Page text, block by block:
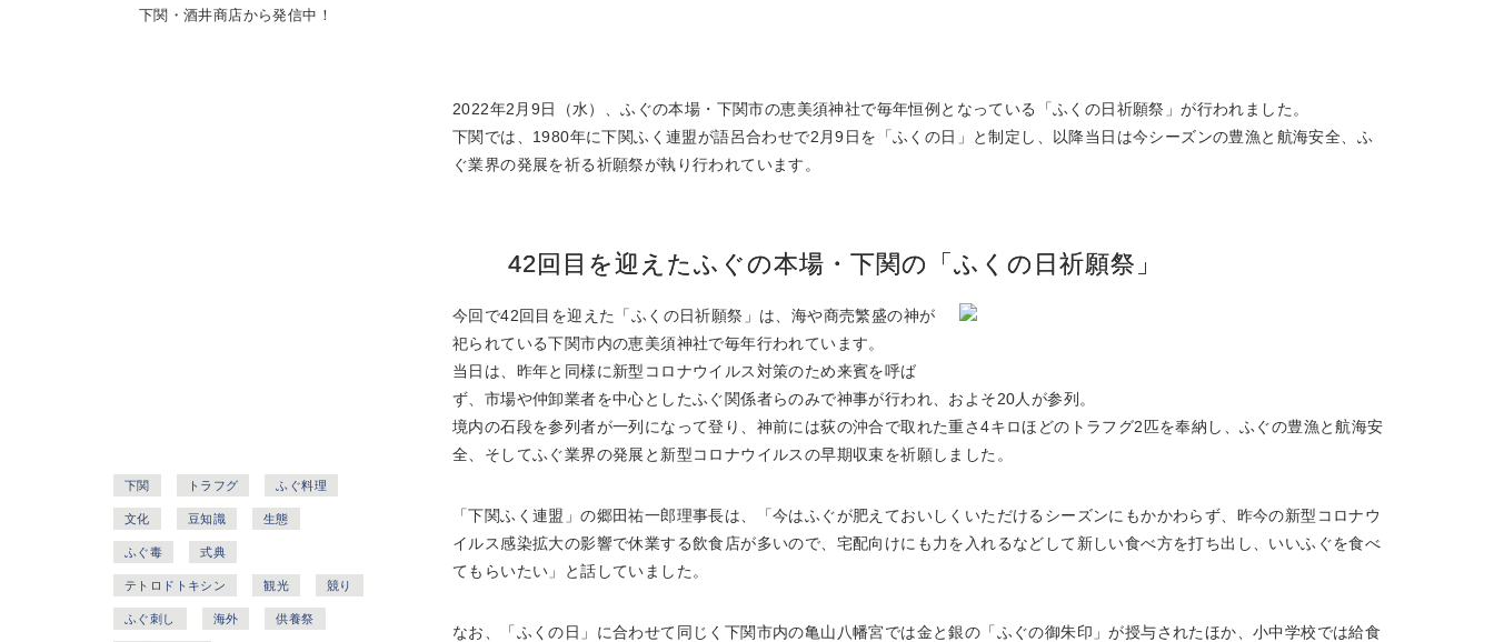
下関・酒井商店から発信中！
下関 トラフグ ふぐ料理
文化 豆知識 生態
ふぐ毒 式典
テトロドトキシン 観光 競り
ふぐ刺し 海外 供養祭
2022年2月9日（水）、ふぐの本場・下関市の恵美須神社で毎年恒例となっている「ふくの日祈願祭」が行われました。
下関では、1980年に下関ふく連盟が語呂合わせで2月9日を「ふくの日」と制定し、以降当日は今シーズンの豊漁と航海安全、ふ
ぐ業界の発展を祈る祈願祭が執り行われています。
42回目を迎えたふぐの本場・下関の「ふくの日祈願祭」
今回で42回目を迎えた「ふくの日祈願祭」は、海や商売繁盛の神が
祀られている下関市内の恵美須神社で毎年行われています。
当日は、昨年と同様に新型コロナウイルス対策のため来賓を呼ば
ず、市場や仲卸業者を中心としたふぐ関係者らのみで神事が行われ、およそ20人が参列。
境内の石段を参列者が一列になって登り、神前には荻の沖合で取れた重さ4キロほどのトラフグ2匹を奉納し、ふぐの豊漁と航海安
全、そしてふぐ業界の発展と新型コロナウイルスの早期収束を祈願しました。
「下関ふく連盟」の郷田祐一郎理事長は、「今はふぐが肥えておいしくいただけるシーズンにもかかわらず、昨今の新型コロナウ
イルス感染拡大の影響で休業する飲食店が多いので、宅配向けにも力を入れるなどして新しい食べ方を打ち出し、いいふぐを食べ
てもらいたい」と話していました。
なお、「ふくの日」に合わせて同じく下関市内の亀山八幡宮では金と銀の「ふぐの御朱印」が授与されたほか、小中学校では給食